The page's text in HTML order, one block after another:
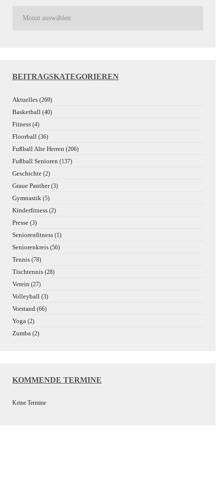
BEITRAGSKATEGORIEREN
Aktuelles (269)
Basketball (40)
Fitness (4)
Floorball (36)
Fußball Alte Herren (206)
Fußball Senioren (137)
Geschichte (2)
Graue Panther(3)
Gymnastik (5)
Kinderfitness (2)
Presse (3)
Seniorenfitness (1)
Seniorenkreis (56)
Tennis (78)
Tischtennis (28)
Verein (27)
Volleyball (3)
Vorstand (66)
Yoga (2)
Zumba (2)
KOMMENDE TERMINE
Keine Termine